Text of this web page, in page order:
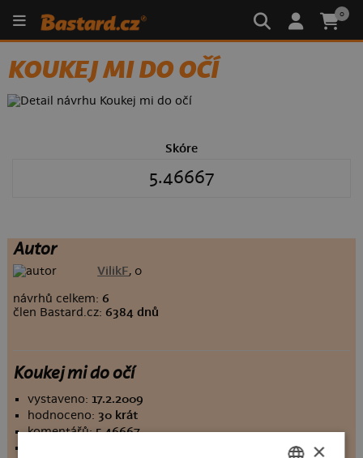
0
KOUKEJ MI DO OČÍ
Skóre
5.46667
Autor
VilikF, 0
návrhů celkem:6
člen Bastard.cz:6384 dnů
Koukej mi do očí
vystaveno: 17.2.2009
hodnoceno: 30 krát
komentářů:5.46667
×